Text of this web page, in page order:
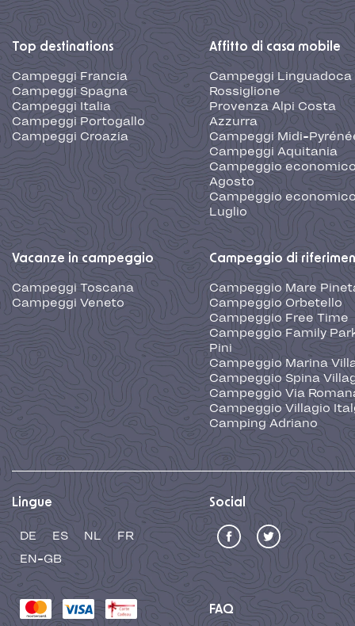
Top destinations
Campeggi Francia
Campeggi Spagna
Campeggi Italia
Campeggi Portogallo
Campeggi Croazia
Affitto di casa mobile
Campeggi Linguadoca
Rossiglione
Provenza Alpi Costa
Azzurra
Campeggi Midi-
Campeggi Aquitania
Campeggio
Agosto
Campeggio
Luglio
Vacanze in campeggio
Campeggi Toscana
Campeggi Veneto
Campeggio di
Campeggio Mare
Campeggio Orbetello
Campeggio Free Time
Campeggio Family
Pini
Campeggio Marina
Campeggio Spina
Campeggio Via
Campeggio Villagio
Camping Adriano
Lingue
DE ES NL
FR
EN-GB
Social
FAQ